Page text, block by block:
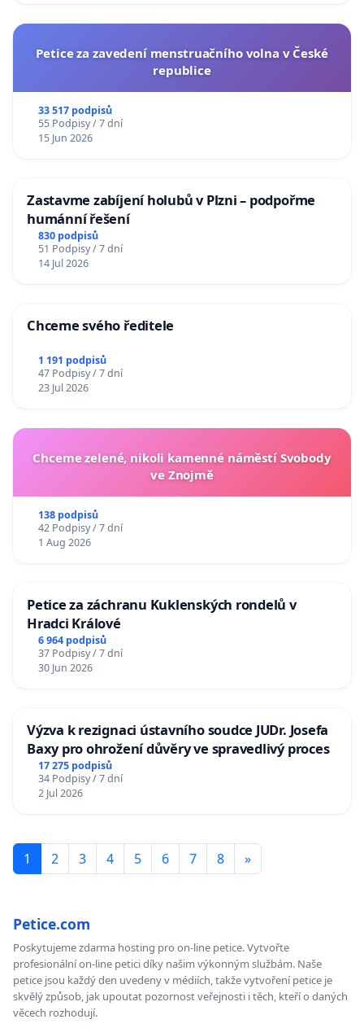
Petice za zavedení menstruačního volna v České
republice
33 517 podpisů
55 Podpisy / 7 dní
15 Jun 2026
Zastavme zabíjení holubů v Plzni – podpořme
humánní řešení
830 podpisů
51 Podpisy / 7 dní
14 Jul 2026
Chceme svého ředitele
1 191 podpisů
47 Podpisy / 7 dní
23 Jul 2026
Chceme zelené, nikoli kamenné náměstí Svobody
ve Znojmě
138 podpisů
42 Podpisy / 7 dní
1 Aug 2026
Petice za záchranu Kuklenských rondelů v
Hradci Králové
6 964 podpisů
37 Podpisy / 7 dní
30 Jun 2026
Výzva k rezignaci ústavního soudce JUDr. Josefa
Baxy pro ohrožení důvěry ve spravedlivý proces
17 275 podpisů
34 Podpisy / 7 dní
2 Jul 2026
1 2 3 4 5 6 7 8 »
Petice.com
Poskytujeme zdarma hosting pro on-line petice. Vytvořte
profesionální on-line petici díky našim výkonným službám. Naše
petice jsou každý den uvedeny v médiích, takže vytvoření petice je
skvělý způsob, jak upoutat pozornost veřejnosti i těch, kteří o daných
věcech rozhodují.